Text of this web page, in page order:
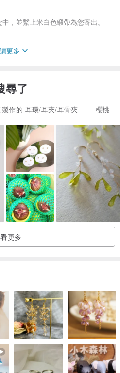
，並繫上米白色緞帶為您寄出。
寄送時的附贈小盒中。
敬請見諒。
更多
尋了
製作的 耳環/耳夾/耳骨夾 櫻桃
看更多